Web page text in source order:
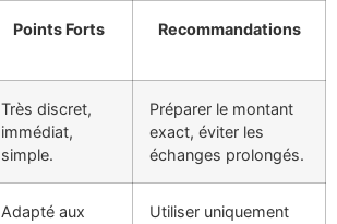
Points Forts Recommandations
Très discret,
immédiat,
simple.
Préparer le montant
exact, éviter les
échanges prolongés.
Adapté aux
Utiliser uniquement